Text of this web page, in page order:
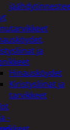
ja
Hinausköydet
Kiristysliinat ja
tarvikkeet
-